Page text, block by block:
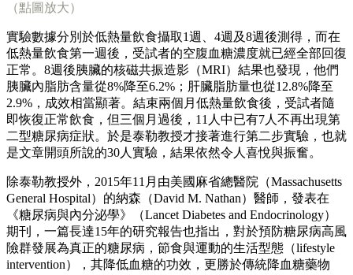
（點圖放大）
實驗數據分別於低熱量飲食攝取1週、4週及8週後測得，而在
低熱量飲食第一週後，受試者的空腹血糖濃度就已經全部回復
正常。8週後胰臟的核磁共振造影（MRI）結果也發現，他們
胰臟內脂肪含量從8%降至6.2%；肝臟脂肪量也從12.8%降至
2.9%，成效相當顯著。結束兩個月低熱量飲食後，受試者隨
即恢復正常飲食，但三個月過後，11人中已有7人不再出現第
二型糖尿病症狀。於是泰勒教授才接著進行第二步實驗，也就
是文章開頭所說的30人實驗，結果依然令人喜悅與振奮。
除泰勒教授外，2015年11月由美國麻省總醫院（Massachusetts
General Hospital）的納森（David M. Nathan）醫師，發表在
《糖尿病與內分泌學》（Lancet Diabetes and Endocrinology）
期刊，一篇長達15年的研究報告也指出，對於預防糖尿病高風
險群發展為真正的糖尿病，節食與運動的生活型態（lifestyle
intervention），其降低血糖的功效，更勝於傳統降血糖藥物